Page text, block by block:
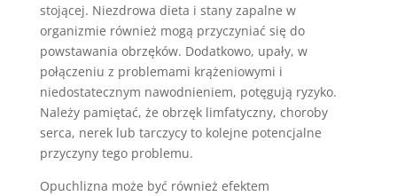
stojącej. Niezdrowa dieta i stany zapalne w
organizmie również mogą przyczyniać się do
powstawania obrzęków. Dodatkowo, upały, w
połączeniu z problemami krążeniowymi i
niedostatecznym nawodnieniem, potęgują ryzyko.
Należy pamiętać, że obrzęk limfatyczny, choroby
serca, nerek lub tarczycy to kolejne potencjalne
przyczyny tego problemu.
Opuchlizna może być również efektem